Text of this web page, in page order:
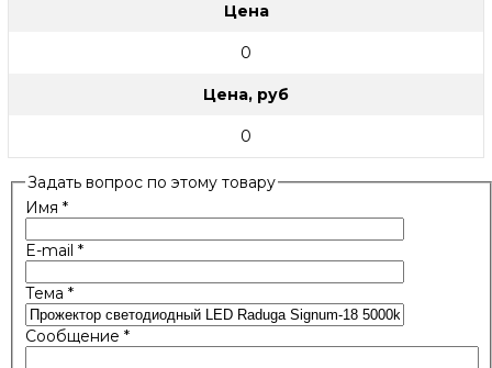
Цена
0
Цена, руб
0
Задать вопрос по этому товару
Имя *
E-mail *
Тема *
Сообщение *